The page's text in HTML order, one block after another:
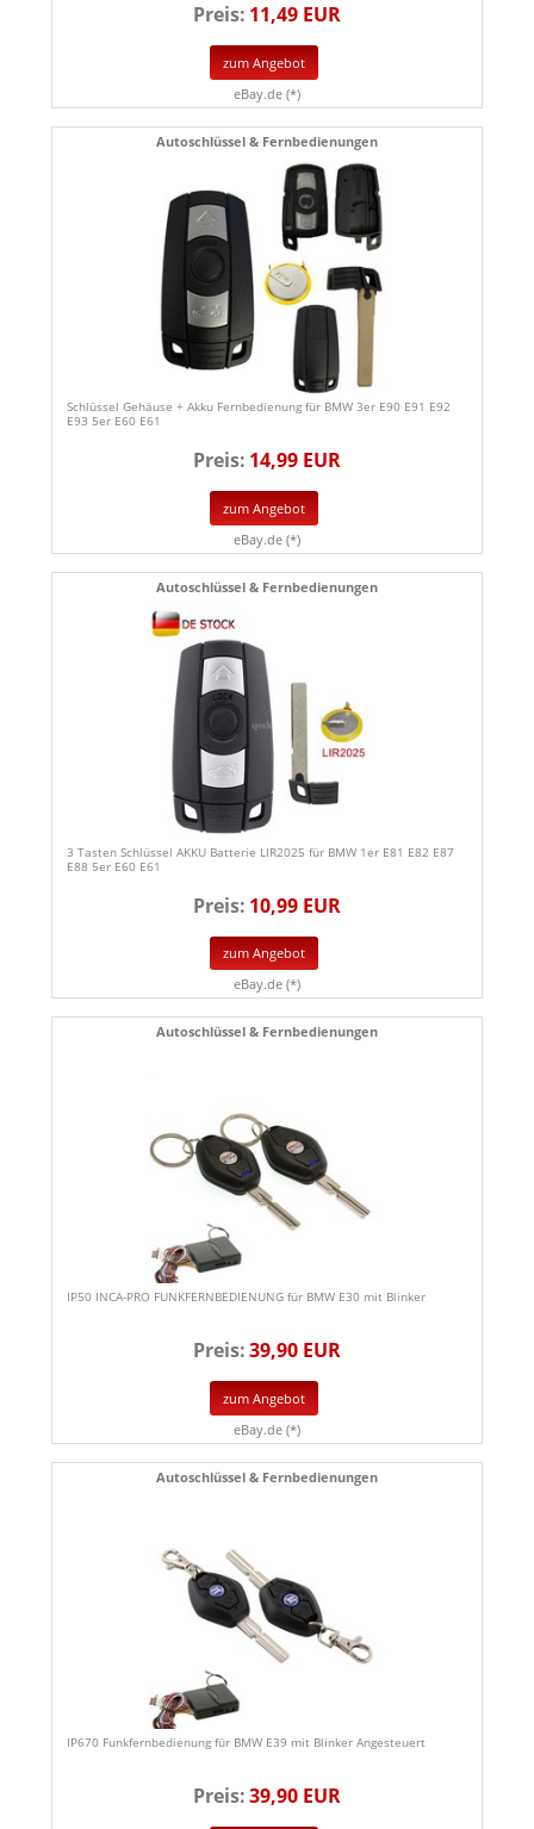
Preis: 11,49 EUR
zum Angebot
eBay.de (*)
Autoschlüssel & Fernbedienungen
Schlüssel Gehäuse + Akku Fernbedienung für BMW 3er E90 E91 E92
E93 5er E60 E61
Preis: 14,99 EUR
zum Angebot
eBay.de (*)
Autoschlüssel & Fernbedienungen
3 Tasten Schlüssel AKKU Batterie LIR2025 für BMW 1er E81 E82 E87
E88 5er E60 E61
Preis: 10,99 EUR
zum Angebot
eBay.de (*)
Autoschlüssel & Fernbedienungen
IP50 INCA-PRO FUNKFERNBEDIENUNG für BMW E30 mit Blinker
Preis:39,90 EUR
zum Angebot
eBay.de (*)
Autoschlüssel & Fernbedienungen
IP670 Funkfernbedienung für BMW E39 mit Blinker Angesteuert
Preis:39,90 EUR